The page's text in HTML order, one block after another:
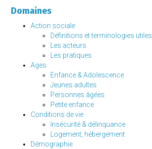
Domaines
Action sociale
Définitions et terminologies utiles
Les acteurs
Les pratiques
Ages
Enfance & Adolescence
Jeunes adultes
Personnes âgées
Petite enfance
Conditions de vie
Insécurité & délinquance
Logement, hébergement
Démographie